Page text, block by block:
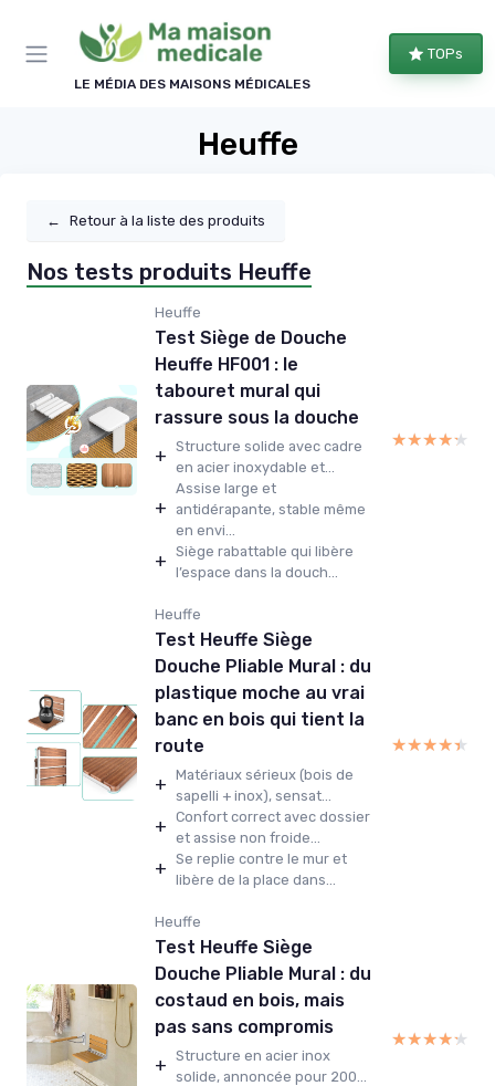
LE MÉDIA DES MAISONS MÉDICALES
TOPs
Heuffe
← Retour à la liste des produits
Nos tests produits Heuffe
Heuffe
Test Siège de Douche
Heuffe HF001 : le
tabouret mural qui
rassure sous la douche
+ Structure solide avec cadre
en acier inoxydable et...
+
Assise large et
antidérapante, stable même
en envi...
+ Siège rabattable qui libère
l’espace dans la douch...
★★★★★
★★★★★
Heuffe
Test Heuffe Siège
Douche Pliable Mural : du
plastique moche au vrai
banc en bois qui tient la
route
+ Matériaux sérieux (bois de
sapelli + inox), sensat...
+ Confort correct avec dossier
et assise non froide...
+ Se replie contre le mur et
libère de la place dans...
★★★★★
★★★★★
Heuffe
Test Heuffe Siège
Douche Pliable Mural : du
costaud en bois, mais
pas sans compromis
+ Structure en acier inox
solide, annoncée pour 200...
★★★★★
★★★★★